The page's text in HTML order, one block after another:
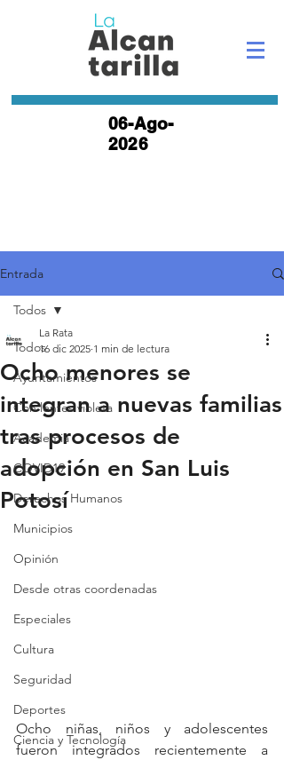
06-Ago-
2026
Entrada
Todos
Ayuntamientos
Con lentes violeta
Academia
COVID19
Derechos Humanos
Municipios
Opinión
Desde otras coordenadas
Especiales
Cultura
Seguridad
Deportes
Ciencia y Tecnología
Todos
Ocho menores se
integran a nuevas familias
tras procesos de
adopción en San Luis
Potosí
La Rata
16 dic 2025 1 min de lectura
Ocho niñas, niños y adolescentes
fueron integrados recientemente a